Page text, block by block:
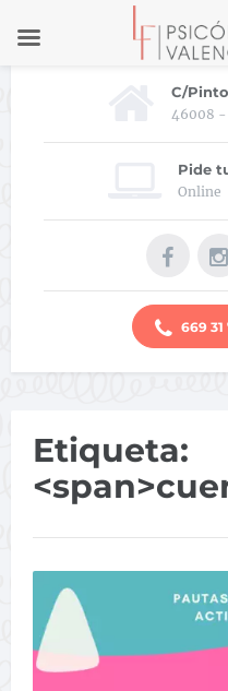
C/
46008 -
Pide
Online
669 31
Etiqueta: